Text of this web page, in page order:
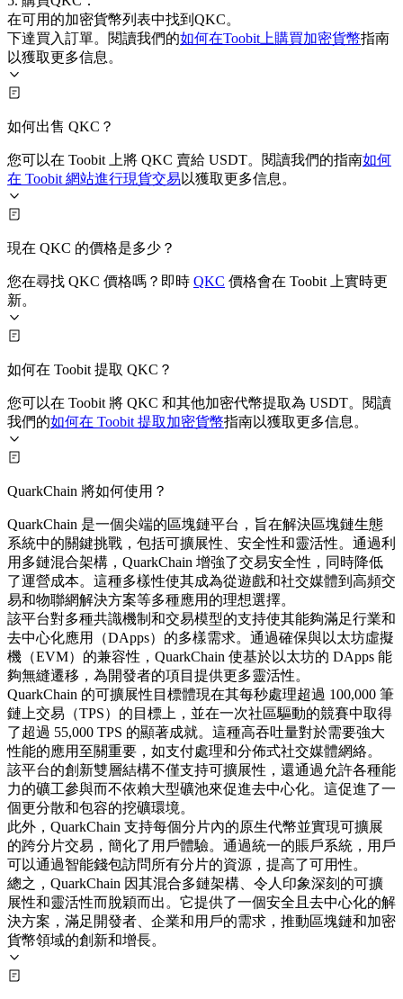
在可用的加密貨幣列表中找到QKC。
下達買入訂單。閱讀我們的如何在Toobit上購買加密貨幣指南
以獲取更多信息。
如何出售 QKC？
您可以在 Toobit 上將 QKC 賣給 USDT。閱讀我們的指南如何
在 Toobit 網站進行現貨交易 以獲取更多信息。
現在 QKC 的價格是多少？
您在尋找 QKC 價格嗎？即時 QKC 價格會在 Toobit 上實時更
新。
如何在 Toobit 提取 QKC？
您可以在 Toobit 將 QKC 和其他加密代幣提取為 USDT。閱讀
我們的如何在 Toobit 提取加密貨幣指南以獲取更多信息。
QuarkChain 將如何使用？
QuarkChain 是一個尖端的區塊鏈平台，旨在解決區塊鏈生態
系統中的關鍵挑戰，包括可擴展性、安全性和靈活性。通過利
用多鏈混合架構，QuarkChain 增強了交易安全性，同時降低
了運營成本。這種多樣性使其成為從遊戲和社交媒體到高頻交
易和物聯網解決方案等多種應用的理想選擇。
該平台對多種共識機制和交易模型的支持使其能夠滿足行業和
去中心化應用（DApps）的多樣需求。通過確保與以太坊虛擬
機（EVM）的兼容性，QuarkChain 使基於以太坊的 DApps 能
夠無縫遷移，為開發者的項目提供更多靈活性。
QuarkChain 的可擴展性目標體現在其每秒處理超過 100,000 筆
鏈上交易（TPS）的目標上，並在一次社區驅動的競賽中取得
了超過 55,000 TPS 的顯著成就。這種高吞吐量對於需要強大
性能的應用至關重要，如支付處理和分佈式社交媒體網絡。
該平台的創新雙層結構不僅支持可擴展性，還通過允許各種能
力的礦工參與而不依賴大型礦池來促進去中心化。這促進了一
個更分散和包容的挖礦環境。
此外，QuarkChain 支持每個分片內的原生代幣並實現可擴展
的跨分片交易，簡化了用戶體驗。通過統一的賬戶系統，用戶
可以通過智能錢包訪問所有分片的資源，提高了可用性。
總之，QuarkChain 因其混合多鏈架構、令人印象深刻的可擴
展性和靈活性而脫穎而出。它提供了一個安全且去中心化的解
決方案，滿足開發者、企業和用戶的需求，推動區塊鏈和加密
貨幣領域的創新和增長。